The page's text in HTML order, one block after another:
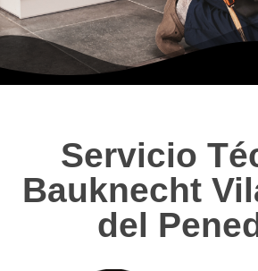
Servicio
Bauknecht
del